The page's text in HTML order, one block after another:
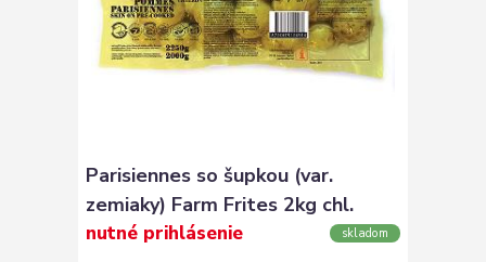
Parisiennes so šupkou (var.
zemiaky) Farm Frites 2kg chl.
nutné prihlásenie skladom